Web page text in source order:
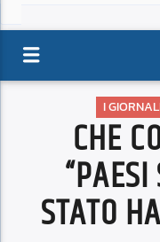
I
CHE
STATO